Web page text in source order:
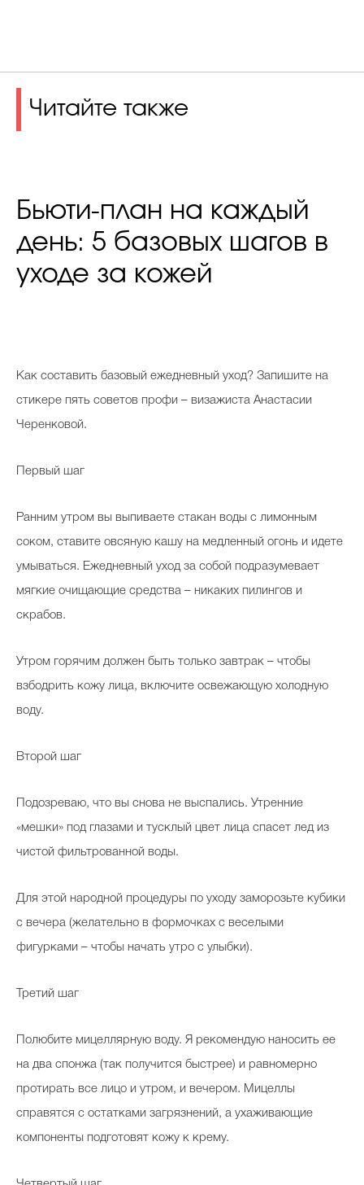
Читайте также
Бьюти-план на каждый
день: 5 базовых шагов в
уходе за кожей
Как составить базовый ежедневный уход? Запишите на
стикере пять советов профи – визажиста Анастасии
Черенковой.
Первый шаг
Ранним утром вы выпиваете стакан воды с лимонным
соком, ставите овсяную кашу на медленный огонь и идете
умываться. Ежедневный уход за собой подразумевает
мягкие очищающие средства – никаких пилингов и
скрабов.
Утром горячим должен быть только завтрак – чтобы
взбодрить кожу лица, включите освежающую холодную
воду.
Второй шаг
Подозреваю, что вы снова не выспались. Утренние
«мешки» под глазами и тусклый цвет лица спасет лед из
чистой фильтрованной воды.
Для этой народной процедуры по уходу заморозьте кубики
с вечера (желательно в формочках с веселыми
фигурками – чтобы начать утро с улыбки).
Третий шаг
Полюбите мицеллярную воду. Я рекомендую наносить ее
на два спонжа (так получится быстрее) и равномерно
протирать все лицо и утром, и вечером. Мицеллы
справятся с остатками загрязнений, а ухаживающие
компоненты подготовят кожу к крему.